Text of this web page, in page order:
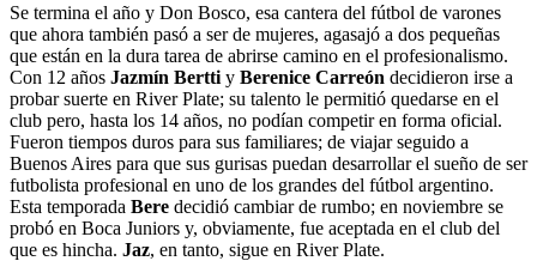
Se termina el año y Don Bosco, esa cantera del fútbol de varones
que ahora también pasó a ser de mujeres, agasajó a dos pequeñas
que están en la dura tarea de abrirse camino en el profesionalismo.
Con 12 años Jazmín Bertti y Berenice Carreón decidieron irse a
probar suerte en River Plate; su talento le permitió quedarse en el
club pero, hasta los 14 años, no podían competir en forma oficial.
Fueron tiempos duros para sus familiares; de viajar seguido a
Buenos Aires para que sus gurisas puedan desarrollar el sueño de ser
futbolista profesional en uno de los grandes del fútbol argentino.
Esta temporada Bere decidió cambiar de rumbo; en noviembre se
probó en Boca Juniors y, obviamente, fue aceptada en el club del
que es hincha. Jaz, en tanto, sigue en River Plate.